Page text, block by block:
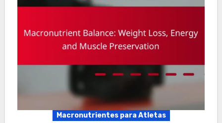
Macronutrientes para Atletas